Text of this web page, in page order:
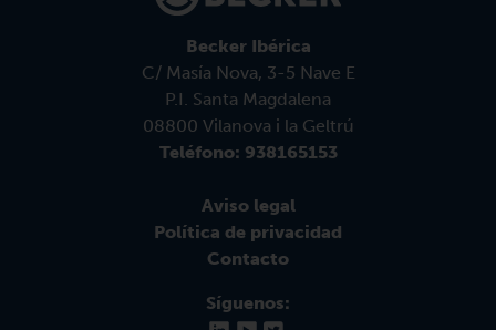
Becker Ibérica
C/ Masía Nova, 3-5 Nave E
P.I. Santa Magdalena
08800 Vilanova i la Geltrú
Teléfono: 938165153
Aviso legal
Política de privacidad
Contacto
Síguenos: